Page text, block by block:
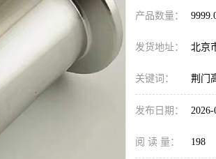
产品数量：
发货地址： 北京
关键词： 荆门
发布日期： 2026-
阅 读 量： 198